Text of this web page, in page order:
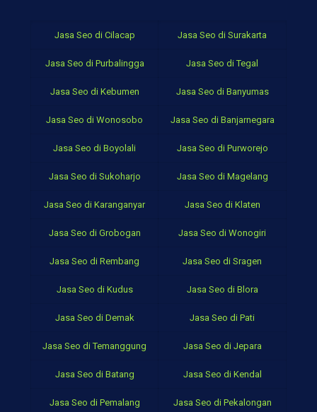
Jasa Seo di Cilacap Jasa Seo di Surakarta
Jasa Seo di Purbalingga Jasa Seo di Tegal
Jasa Seo di Kebumen Jasa Seo di Banyumas
Jasa Seo di Wonosobo Jasa Seo di Banjarnegara
Jasa Seo di Boyolali Jasa Seo di Purworejo
Jasa Seo di Sukoharjo Jasa Seo di Magelang
Jasa Seo di Karanganyar Jasa Seo di Klaten
Jasa Seo di Grobogan Jasa Seo di Wonogiri
Jasa Seo di Rembang Jasa Seo di Sragen
Jasa Seo di Kudus Jasa Seo di Blora
Jasa Seo di Demak Jasa Seo di Pati
Jasa Seo di Temanggung Jasa Seo di Jepara
Jasa Seo di Batang Jasa Seo di Kendal
Jasa Seo di Pemalang Jasa Seo di Pekalongan